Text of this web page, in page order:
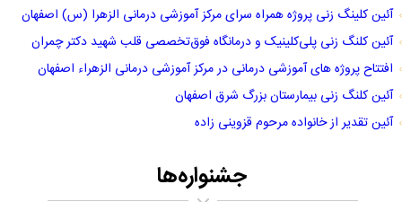
آئین کلینگ زنی پروژه همراه سرای مرکز آموزشی درمانی الزهرا (س) اصفهان
آئین کلنگ زنی پلی‌کلینیک و درمانگاه فوق‌تخصصی قلب شهید دکتر چمران
افتتاح پروژه های آموزشی درمانی در مرکز آموزشی درمانی الزهرا‌ء اصفهان
آئین کلنگ زنی بیمارستان بزرگ شرق اصفهان
آئین تقدیر از خانواده مرحوم قزوینی زاده
جشنواره‌ها